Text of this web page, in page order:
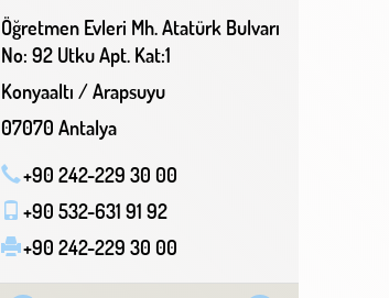
Öğretmen Evleri Mh. Atatürk Bulvarı
No: 92 Utku Apt. Kat:1
Konyaaltı / Arapsuyu
07070 Antalya
+90 242-229 30 00
+90 532-631 91 92
+90 242-229 30 00